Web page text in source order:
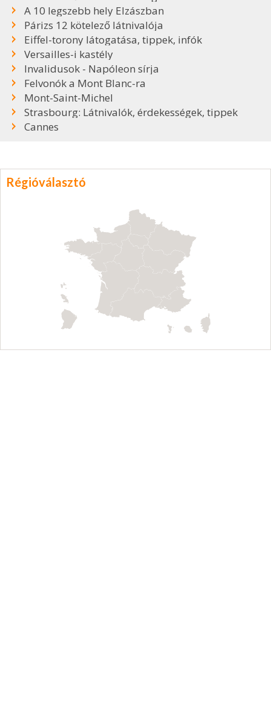
A 10 legszebb hely Elzászban
Párizs 12 kötelező látnivalója
Eiffel-torony látogatása, tippek, infók
Versailles-i kastély
Invalidusok - Napóleon sírja
Felvonók a Mont Blanc-ra
Mont-Saint-Michel
Strasbourg: Látnivalók, érdekességek, tippek
Cannes
Régióválasztó